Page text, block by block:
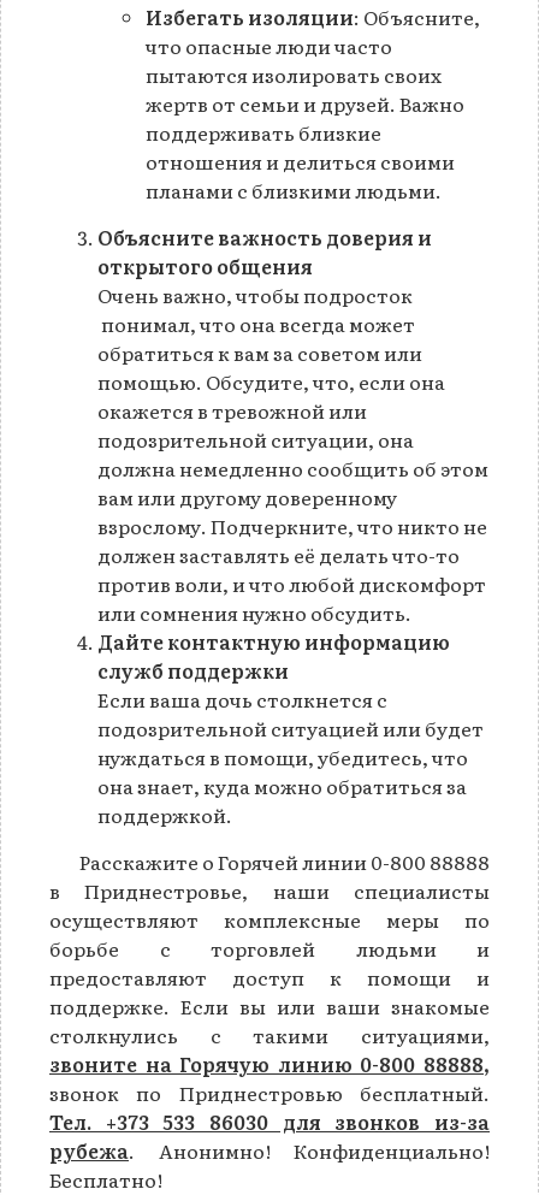
Избегать изоляции: Объясните,
что опасные люди часто
пытаются изолировать своих
жертв от семьи и друзей. Важно
поддерживать близкие
отношения и делиться своими
планами с близкими людьми.
Объясните важность доверия и
открытого общения
Очень важно, чтобы подросток
понимал, что она всегда может
обратиться к вам за советом или
помощью. Обсудите, что, если она
окажется в тревожной или
подозрительной ситуации, она
должна немедленно сообщить об этом
вам или другому доверенному
взрослому. Подчеркните, что никто не
должен заставлять её делать что-то
против воли, и что любой дискомфорт
или сомнения нужно обсудить.
Дайте контактную информацию
служб поддержки
Если ваша дочь столкнется с
подозрительной ситуацией или будет
нуждаться в помощи, убедитесь, что
она знает, куда можно обратиться за
поддержкой.
Расскажите о Горячей линии 0-800 88888
в Приднестровье, наши специалисты
осуществляют комплексные меры по
борьбе с торговлей людьми и
предоставляют доступ к помощи и
поддержке. Если вы или ваши знакомые
столкнулись с такими ситуациями,
звоните на Горячую линию 0-800 88888,
звонок по Приднестровью бесплатный.
Тел. +373 533 86030 для звонков из-за
рубежа. Анонимно! Конфиденциально!
Бесплатно!